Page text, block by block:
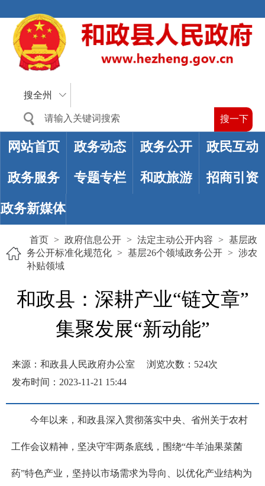
搜全州
网站首页 政务动态 政务公开 政民互动
政务服务 专题专栏 和政旅游 招商引资
政务新媒体
首页 > 政府信息公开 > 法定主动公开内容 > 基层政
务公开标准化规范化 > 基层26个领域政务公开 > 涉农
补贴领域
和政县：深耕产业“链文章”
集聚发展“新动能”
来源：和政县人民政府办公室 浏览次数： 524次
发布时间：2023-11-21 15:44
今年以来，和政县深入贯彻落实中央、省州关于农村
工作会议精神，坚决守牢两条底线，围绕“牛羊油果菜菌
药”特色产业，坚持以市场需求为导向、以优化产业结构为